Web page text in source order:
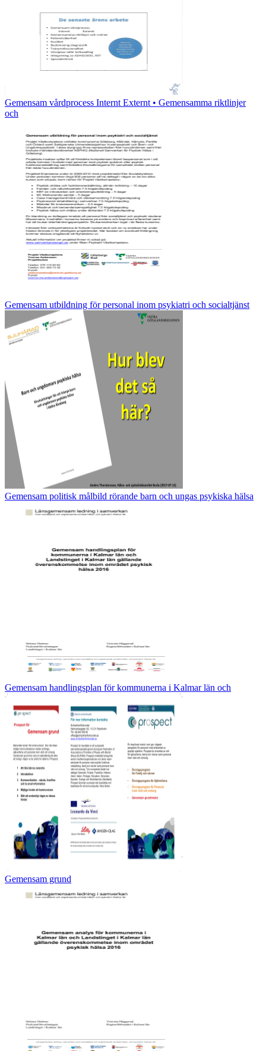
Gemensam vårdprocess Internt Externt • Gemensamma riktlinjer
och
Gemensam utbildning för personal inom psykiatri och socialtjänst
Gemensam politisk målbild rörande barn och ungas psykiska hälsa
Gemensam handlingsplan för kommunerna i Kalmar län och
Gemensam grund